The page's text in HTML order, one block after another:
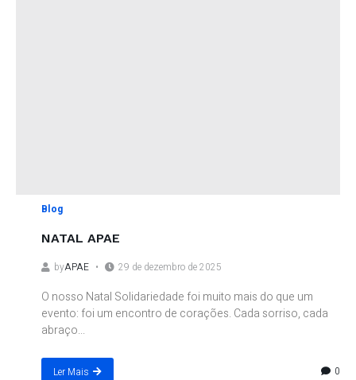
Blog
NATAL APAE
byAPAE 29 de dezembro de 2025
O nosso Natal Solidariedade foi muito mais do que um
evento: foi um encontro de corações. Cada sorriso, cada
abraço...
Ler Mais 0